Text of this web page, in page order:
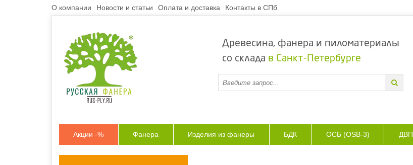
О компании Новости и статьи Оплата и доставка Контакты в СПб
Древесина, фанера и пиломатериалы
со склада в Санкт-Петербурге
Акции -% Фанера Изделия из фанеры БДК ОСБ (OSB-3) ДВП